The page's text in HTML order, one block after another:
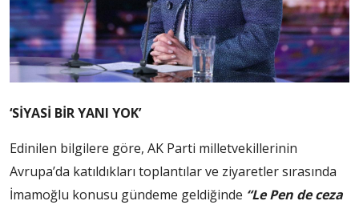
‘SİYASİ BİR YANI YOK’
Edinilen bilgilere göre, AK Parti milletvekillerinin
Avrupa’da katıldıkları toplantılar ve ziyaretler sırasında
İmamoğlu konusu gündeme geldiğinde “Le Pen de ceza